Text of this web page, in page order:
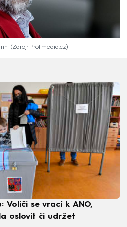
Zdroj: Profimedia.cz
Voliči se vrací k ANO,
oslovit či udržet